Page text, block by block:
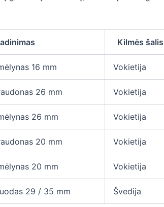
Kilmės šalis
16 mm Vokietija
26 mm Vokietija
26 mm Vokietija
20 mm Vokietija
20 mm Vokietija
29 / 35 mm Švedija